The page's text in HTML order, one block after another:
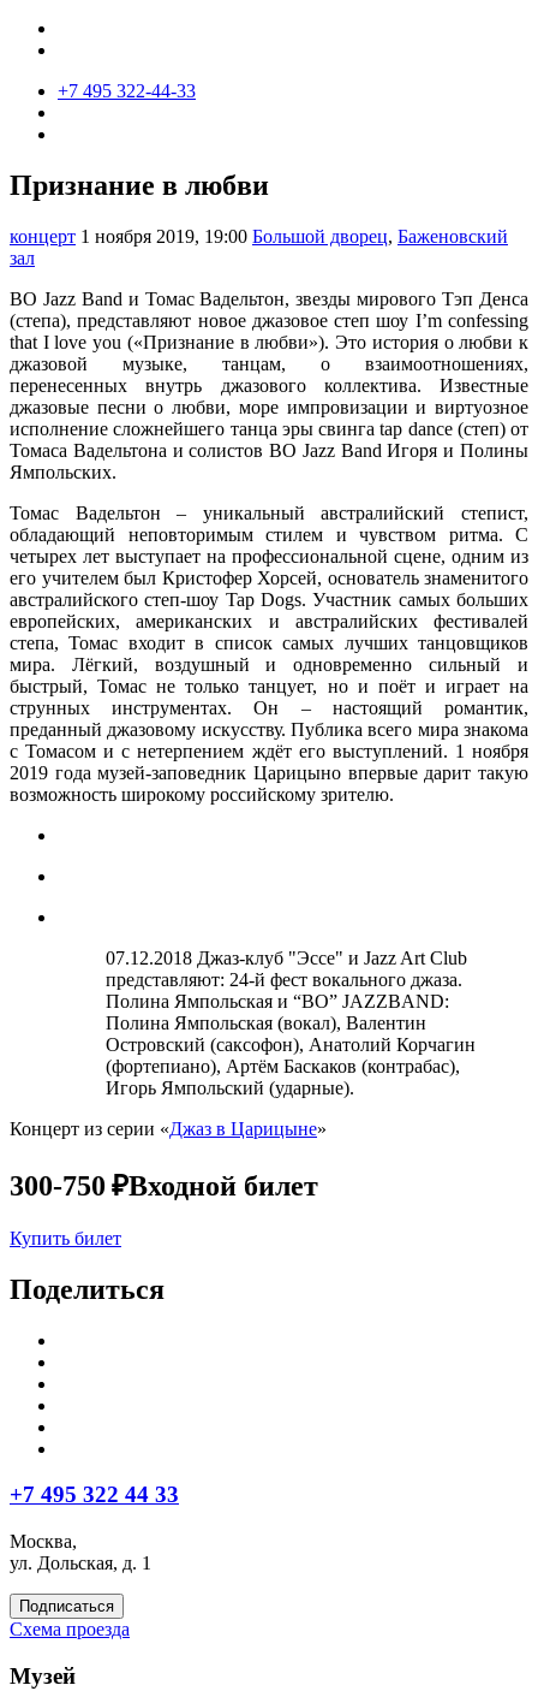
+7 495 322-44-33
Признание в любви
концерт 1 ноября 2019, 19:00 Большой дворец, Баженовский
зал
BO Jazz Band и Томас Вадельтон, звезды мирового Тэп Денса
(степа), представляют новое джазовое степ шоу I’m confessing
that I love you («Признание в любви»). Это история о любви к
джазовой музыке, танцам, о взаимоотношениях,
перенесенных внутрь джазового коллектива. Известные
джазовые песни о любви, море импровизации и виртуозное
исполнение сложнейшего танца эры свинга tap dance (степ) от
Томаса Вадельтона и солистов BO Jazz Band Игоря и Полины
Ямпольских.
Томас Вадельтон – уникальный австралийский степист,
обладающий неповторимым стилем и чувством ритма. С
четырех лет выступает на профессиональной сцене, одним из
его учителем был Кристофер Хорсей, основатель знаменитого
австралийского степ-шоу Tap Dogs. Участник самых больших
европейских, американских и австралийских фестивалей
степа, Томас входит в список самых лучших танцовщиков
мира. Лёгкий, воздушный и одновременно сильный и
быстрый, Томас не только танцует, но и поёт и играет на
струнных инструментах. Он – настоящий романтик,
преданный джазовому искусству. Публика всего мира знакома
с Томасом и с нетерпением ждёт его выступлений. 1 ноября
2019 года музей-заповедник Царицыно впервые дарит такую
возможность широкому российскому зрителю.
07.12.2018 Джаз-клуб "Эссе" и Jazz Art Club
представляют: 24-й фест вокального джаза.
Полина Ямпольская и “ВО” JAZZBAND:
Полина Ямпольская (вокал), Валентин
Островский (саксофон), Анатолий Корчагин
(фортепиано), Артём Баскаков (контрабас),
Игорь Ямпольский (ударные).
Концерт из серии «Джаз в Царицыне»
300-750 ₽Входной билет
Купить билет
Поделиться
+7 495 322 44 33
Москва,
ул. Дольская, д. 1
Подписаться
Схема проезда
Музей